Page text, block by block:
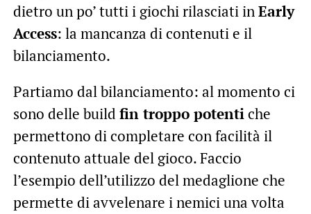
dietro un po’ tutti i giochi rilasciati inEarly
Access: la mancanza di contenuti e il
bilanciamento.
Partiamo dal bilanciamento: al momento ci
sono delle build fin troppo potentiche
permettono di completare con facilità il
contenuto attuale del gioco. Faccio
l’esempio dell’utilizzo del medaglione che
permette di avvelenare i nemici una volta